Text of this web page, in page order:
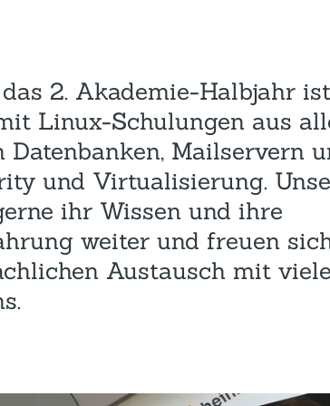
2. Akademie-Halbjahr ist
Linux-Schulungen aus
Mailservern
und Virtualisierung.
ihr Wissen und ihre
weiter und freuen
Austausch mit